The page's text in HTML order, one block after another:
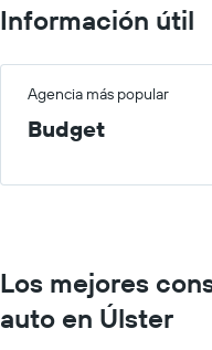
Información útil
Agencia más popular
Budget
Los mejores
auto en Úlster